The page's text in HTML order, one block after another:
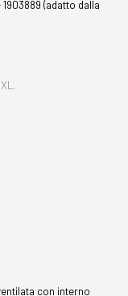
(adatto dalla
con interno